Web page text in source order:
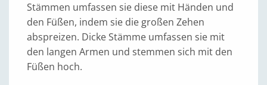
Stämmen umfassen sie diese mit Händen und
den Füßen, indem sie die großen Zehen
abspreizen. Dicke Stämme umfassen sie mit
den langen Armen und stemmen sich mit den
Füßen hoch.